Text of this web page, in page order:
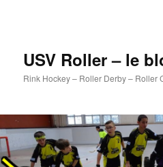
USV Roller – le
Rink Hockey – Roller Derby – Roller